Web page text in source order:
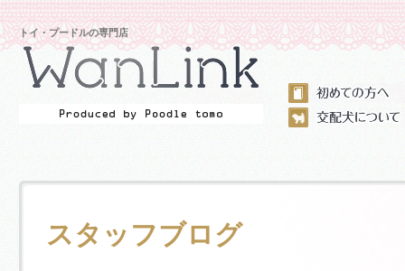
トイ・プードルの専門店
スタッフブログ